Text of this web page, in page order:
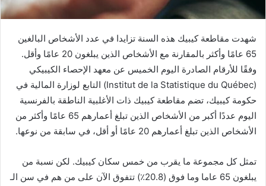
شهدت مقاطعة كيبيك هذه السنة تزايدا في عدد الأشخاص البالغين
65 عامًا وأكثر بالمقارنة مع الأشخاص الذين يبلغون 20 عامًا وأقل.
وفقًا للأرقام الصادرة اليوم الخميس عن معهد الإحصاء الكيبيكي
(Institut de la Statistique du Québec) التابع لوزارة المالية في
حكومة كيبيك، تضم مقاطعة كيبيك ذات الأغلبية الناطقة بالفرنسية
اليوم عددًا أكبر من الأشخاص الذين تبلغ أعمارهم 65 عامًا وأكثر من
الأشخاص الذين تبلغ أعمارهم 20 عامًا أو أقل، في سابقة من نوعها.
تمثل كل مجموعة ما يقرب من خمس سكان كيبيك. لكن نسبة من
يبلغون 65 عاما وما فوق (20.8٪) تتفوق الآن على من هم في سن الـ